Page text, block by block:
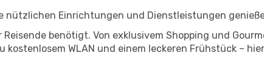
nützlichen Einrichtungen und Dienstleistungen
benötigt. Von exklusivem Shopping und
WLAN und einem leckeren Frühstück –